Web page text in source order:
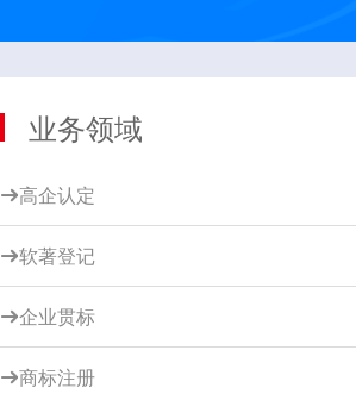
业务领域
高企认定
软著登记
企业贯标
商标注册